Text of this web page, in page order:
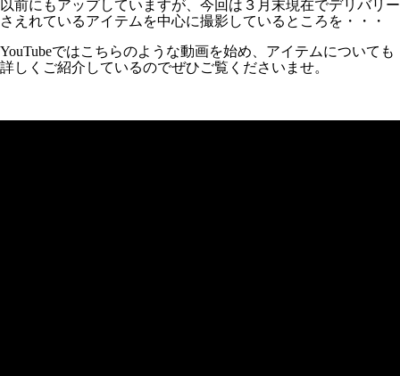
以前にもアップしていますが、今回は３月末現在でデリバリー
さえれているアイテムを中心に撮影しているところを・・・
YouTubeではこちらのような動画を始め、アイテムについても
詳しくご紹介しているのでぜひご覧くださいませ。